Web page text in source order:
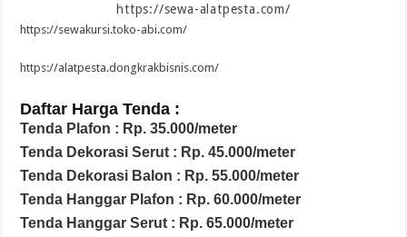
https://sewa-alatpesta.com/
https://sewakursi.toko-abi.com/
https://alatpesta.dongkrakbisnis.com/
Daftar Harga Tenda :
Tenda Plafon : Rp. 35.000/meter
Tenda Dekorasi Serut : Rp. 45.000/meter
Tenda Dekorasi Balon : Rp. 55.000/meter
Tenda Hanggar Plafon : Rp. 60.000/meter
Tenda Hanggar Serut : Rp. 65.000/meter